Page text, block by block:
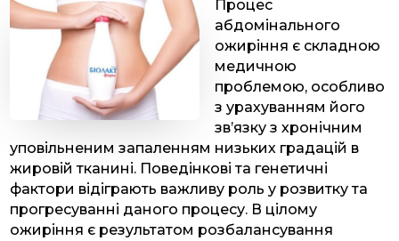
Процес
абдомінального
ожиріння є складною
медичною
проблемою, особливо
з урахуванням його
зв’язку з хронічним
уповільненим запаленням низьких градацій в
жировій тканині. Поведінкові та генетичні
фактори відіграють важливу роль у розвитку та
прогресуванні даного процесу. В цілому
ожиріння є результатом розбалансування